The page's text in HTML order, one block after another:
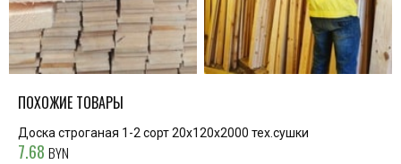
ПОХОЖИЕ ТОВАРЫ
Доска строганая 1-2 сорт 20x120x2000 тех.сушки
7.68 BYN